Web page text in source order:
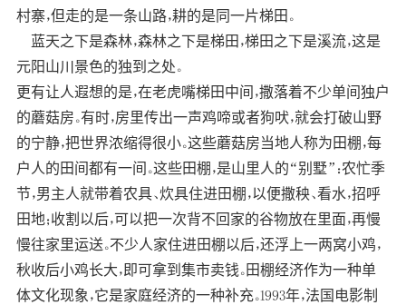
村寨，但走的是一条山路，耕的是同一片梯田。
蓝天之下是森林，森林之下是梯田，梯田之下是溪流，这是
元阳山川景色的独到之处。
更有让人遐想的是，在老虎嘴梯田中间，撒落着不少单间独户
的蘑菇房。有时，房里传出一声鸡啼或者狗吠，就会打破山野
的宁静，把世界浓缩得很小。这些蘑菇房当地人称为田棚，每
户人的田间都有一间。这些田棚，是山里人的“别墅”：农忙季
节，男主人就带着农具、炊具住进田棚，以便撒秧、看水，招呼
田地；收割以后，可以把一次背不回家的谷物放在里面，再慢
慢往家里运送。不少人家住进田棚以后，还浮上一两窝小鸡，
秋收后小鸡长大，即可拿到集市卖钱。田棚经济作为一种单
体文化现象，它是家庭经济的一种补充。1993年，法国电影制